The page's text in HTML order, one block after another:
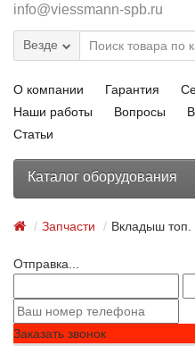
info@viessmann-spb.ru
Везде
О компании Гарантия
Наши работы
Вопросы
Статьи
Каталог оборудования
Запчасти Вкладыш топ.
Отправка...
Заказать звонок